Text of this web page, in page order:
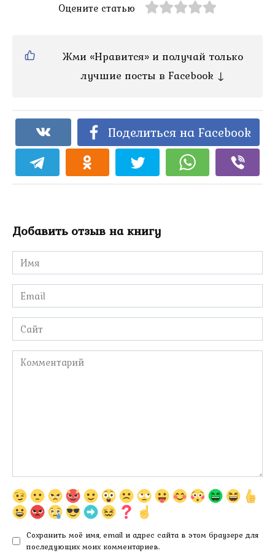
Оцените статью
Жми «Нравится» и получай только
лучшие посты в Facebook ↓
Поделиться на Facebook
Добавить отзыв на книгу
Имя
*
Email
*
Сайт
Комментарий
Сохранить моё имя, email и адрес сайта в этом браузере для
последующих моих комментариев.